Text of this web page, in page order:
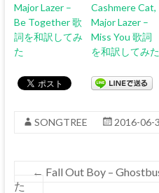
Major Lazer –
Be Together 歌
詞を和訳してみ
た
Cashmere Cat,
Major Lazer –
Miss You 歌詞
を和訳してみた
SONGTREE 2016-06-
← Fall Out Boy –
た